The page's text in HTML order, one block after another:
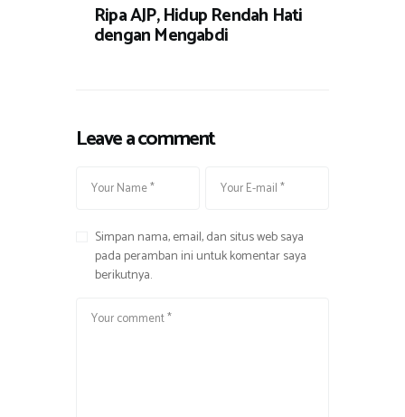
Ripa AJP, Hidup Rendah Hati
dengan Mengabdi
Leave a comment
Simpan nama, email, dan situs web saya
pada peramban ini untuk komentar saya
berikutnya.